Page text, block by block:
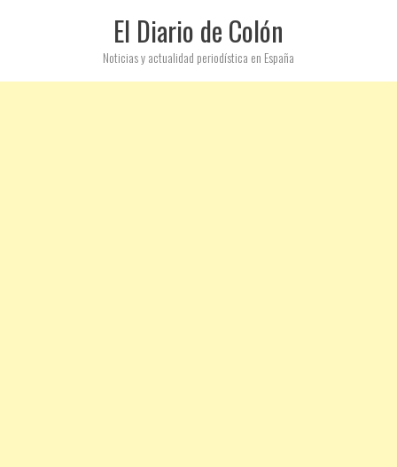
El Diario de Colón
Noticias y actualidad periodística en España